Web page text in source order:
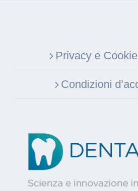
Privacy e
Condizioni